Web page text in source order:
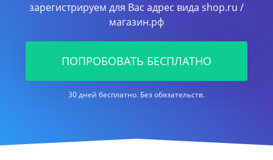
зарегистрируем для Вас адрес вида shop.ru /
магазин.рф
ПОПРОБОВАТЬ БЕСПЛАТНО
30 дней бесплатно. Без обязательств.